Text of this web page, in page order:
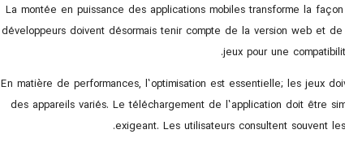
La montée en puissance des applications mobiles transforme la
développeurs doivent désormais tenir compte de la version web et
jeux pour une
En matière de performances, l’optimisation est essentielle; les jeux
des appareils variés. Le téléchargement de l’application doit être
exigeant. Les utilisateurs consultent souvent